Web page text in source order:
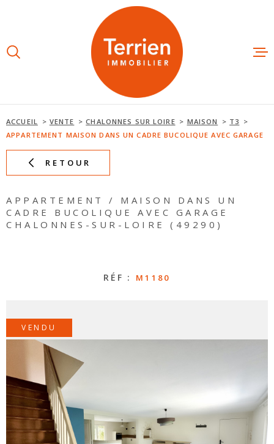
recherche
principal
ACHETER
NOTRE
NOS
ACCUEIL VENTE CHALONNES SUR LOIRE MAISON
T3
APPARTEMENT MAISON DANS UN CADRE BUCOLIQUE AVEC GARAGE
RETOUR
APPARTEMENT / MAISON DANS UN
CADRE BUCOLIQUE AVEC GARAGE
CHALONNES-SUR-LOIRE (49290)
RÉF : M1180
VENDU